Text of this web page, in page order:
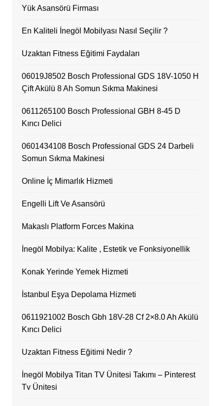
Yük Asansörü Firması
En Kaliteli İnegöl Mobilyası Nasıl Seçilir ?
Uzaktan Fitness Eğitimi Faydaları
06019J8502 Bosch Professional GDS 18V-1050 H
Çift Akülü 8 Ah Somun Sıkma Makinesi
0611265100 Bosch Professional GBH 8-45 D
Kırıcı Delici
0601434108 Bosch Professional GDS 24 Darbeli
Somun Sıkma Makinesi
Online İç Mimarlık Hizmeti
Engelli Lift Ve Asansörü
Makaslı Platform Forces Makina
İnegöl Mobilya: Kalite , Estetik ve Fonksiyonellik
Konak Yerinde Yemek Hizmeti
İstanbul Eşya Depolama Hizmeti
0611921002 Bosch Gbh 18V-28 Cf 2×8.0 Ah Akülü
Kırıcı Delici
Uzaktan Fitness Eğitimi Nedir ?
İnegöl Mobilya Titan TV Ünitesi Takımı – Pinterest
Tv Ünitesi